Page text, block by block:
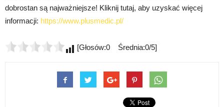
dobrostan są najważniejsze! Kliknij tutaj, aby uzyskać więcej
informacji: https://www.plusmedic.pl/
[Głosów:0 Średnia:0/5]